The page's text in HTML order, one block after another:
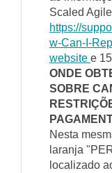
Scaled
https://
w-Can-I-
website e
ONDE
SOBRE
Nesta
laranja
localizado